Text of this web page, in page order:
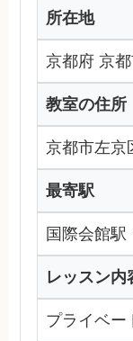
所在地
京都府 京
教室の住所
京都市左京
最寄駅
国際会館駅
レッスン内
プライベー